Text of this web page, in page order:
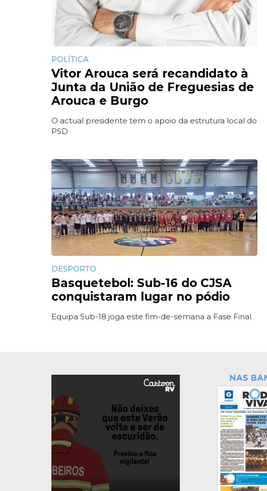
POLÍTICA
Vitor Arouca será recandidato à
Junta da União de Freguesias de
Arouca e Burgo
O actual presidente tem o apoio da estrutura local do
PSD
DESPORTO
Basquetebol: Sub-16 do CJSA
conquistaram lugar no pódio
Equipa Sub-18 joga este fim-de-semana a Fase Final